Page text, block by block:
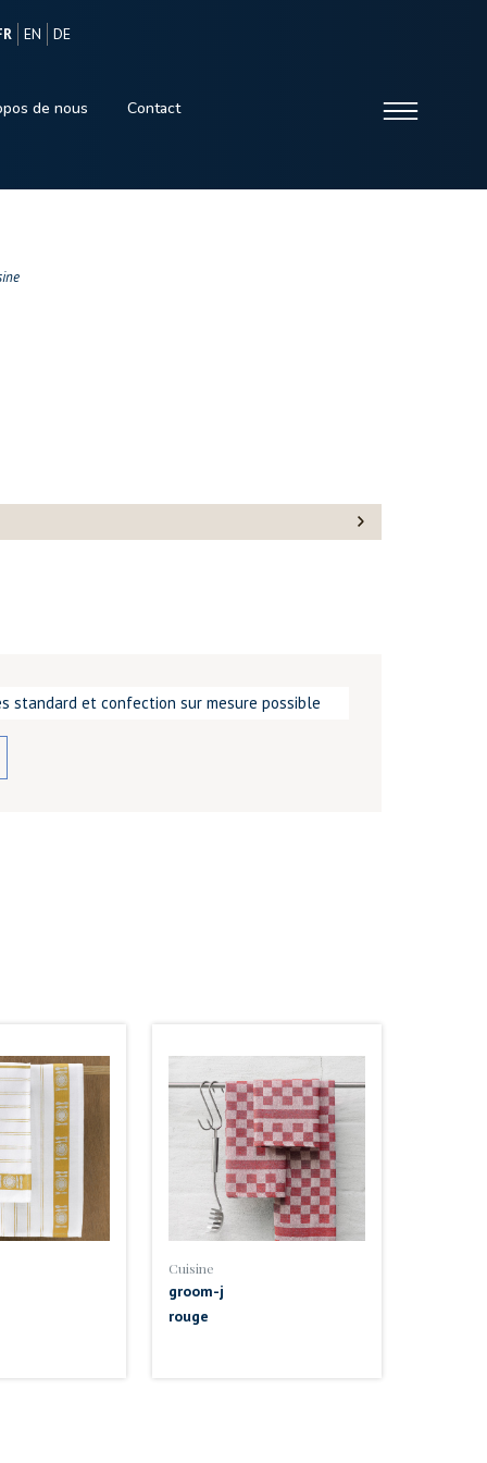
EN DE
de nous Contact
standard et confection sur mesure possible
Cuisine
groom-j
rouge